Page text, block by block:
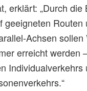
erklärt: „Durch die
geeigneten Routen
Achsen
erreicht werden
Individualverkehrs